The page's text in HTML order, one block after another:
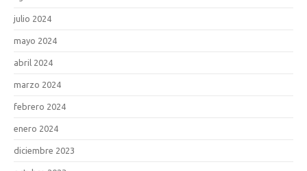
julio 2024
mayo 2024
abril 2024
marzo 2024
febrero 2024
enero 2024
diciembre 2023